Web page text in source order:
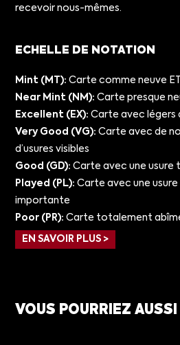
recevoir nous-mêmes.
ECHELLE DE NOTATION
Mint (MT): Carte comme neuve
Near Mint (NM): Carte presque
Excellent (EX): Carte avec légers
Very Good (VG): Carte avec de
d’usures visibles
Good (GD): Carte avec une usure
Played (PL): Carte avec une
importante
Poor (PR): Carte totalement
EN SAVOIR PLUS >
VOUS POURRIEZ